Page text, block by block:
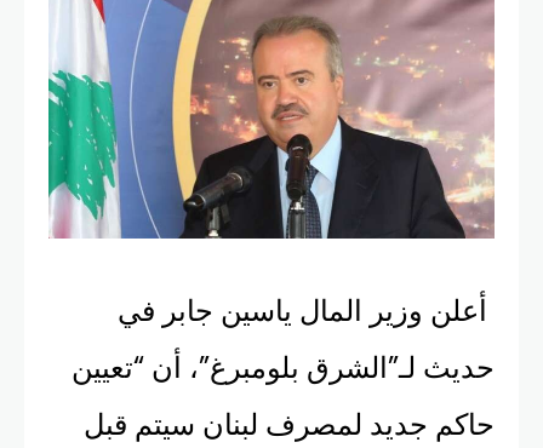
أعلن وزير المال ياسين جابر في
حديث لـ”الشرق بلومبرغ”، أن “تعيين
حاكم جديد لمصرف لبنان سيتم قبل